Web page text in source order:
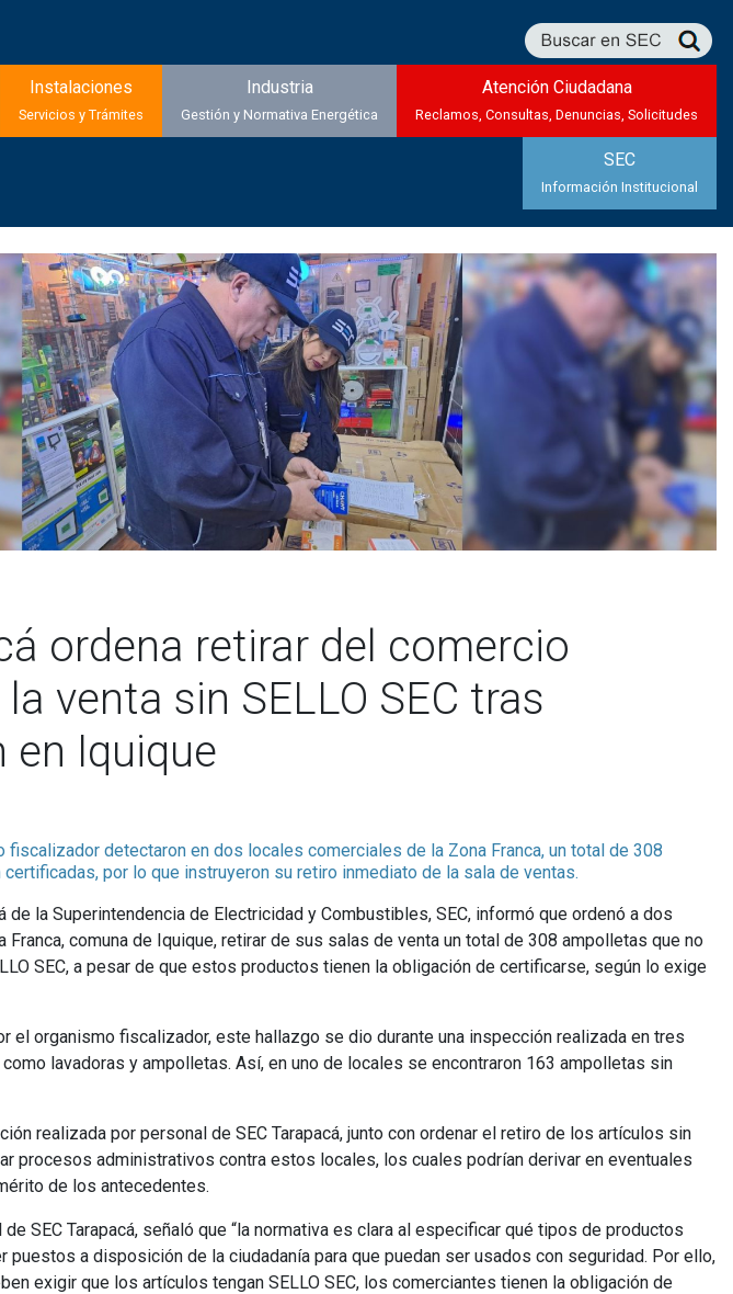
Instalaciones
Servicios y Trámites
Industria
Gestión y Normativa Energética
Atención Ciudadana
Reclamos, Consultas, Denuncias, Solicitudes
SEC
Información Institucional
ordena retirar del comercio
venta sin SELLO SEC tras
Iquique
fiscalizador detectaron en dos locales comerciales de la Zona Franca, un total de 308
por lo que instruyeron su retiro inmediato de la sala de ventas.
de la Superintendencia de Electricidad y Combustibles, SEC, informó que ordenó a dos
comuna de Iquique, retirar de sus salas de venta un total de 308 ampolletas que no
SEC, a pesar de que estos productos tienen la obligación de certificarse, según lo exige
el organismo fiscalizador, este hallazgo se dio durante una inspección realizada en tres
lavadoras y ampolletas. Así, en uno de locales se encontraron 163 ampolletas sin
realizada por personal de SEC Tarapacá, junto con ordenar el retiro de los artículos sin
procesos administrativos contra estos locales, los cuales podrían derivar en eventuales
de los antecedentes.
SEC Tarapacá, señaló que “la normativa es clara al especificar qué tipos de productos
a disposición de la ciudadanía para que puedan ser usados con seguridad. Por ello,
exigir que los artículos tengan SELLO SEC, los comerciantes tienen la obligación de